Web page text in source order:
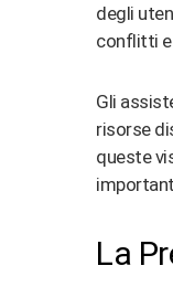
degli
conflitti e
Gli
risorse
queste
La